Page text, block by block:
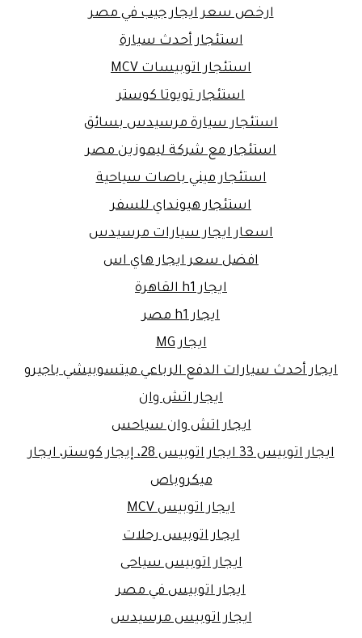
ارخص سعر ايجار جيب في مصر
استئجار أحدث سيارة
استئجار اتوبيسات MCV
استئجار تويوتا كوستر
استئجار سيارة مرسيدس بسائق
استئجار مع شركة ليموزين مصر
استئجار ميني باصات سياحية
استئجار هيونداي للسفر
اسعار ايجار سيارات مرسيدس
افضل سعر ايجار هاي اس
ايجار h1 القاهرة
ايجار h1 مصر
ايجار MG
ايجار أحدث سيارات الدفع الرباعي ميتسوبيشي باجيرو
ايجار اتش وان
ايجار اتش وان سياحس
ايجار اتوبيس 33 ايجار اتوبيس 28، إيجار كوستر، ايجار
ميكروباص
ايجار اتوبيس MCV
ايجار اتوبيس رحلات
ايجار اتوبيس سياحى
ايجار اتوبيس في مصر
ايجار اتوبيس مرسيدس